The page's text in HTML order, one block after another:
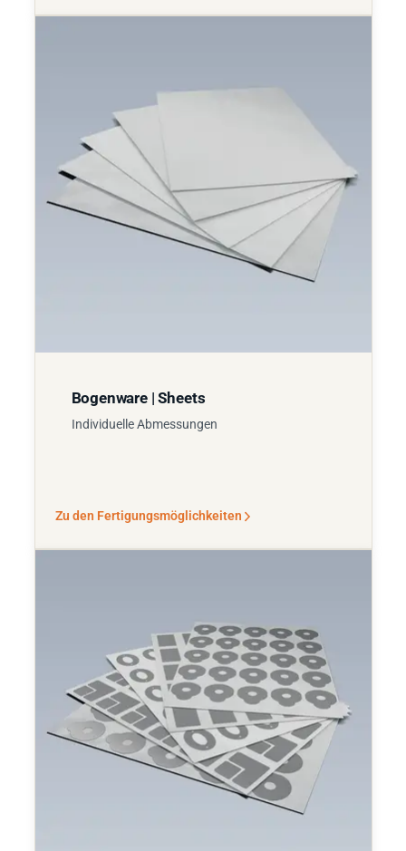
Bogenware | Sheets
Individuelle Abmessungen
Zu den Fertigungsmöglichkeiten